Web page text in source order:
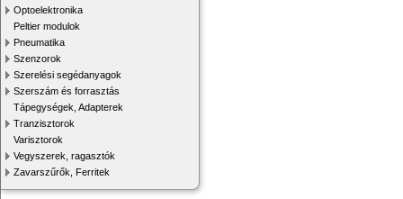
Optoelektronika
Peltier modulok
Pneumatika
Szenzorok
Szerelési segédanyagok
Szerszám és forrasztás
Tápegységek, Adapterek
Tranzisztorok
Varisztorok
Vegyszerek, ragasztók
Zavarszűrők, Ferritek